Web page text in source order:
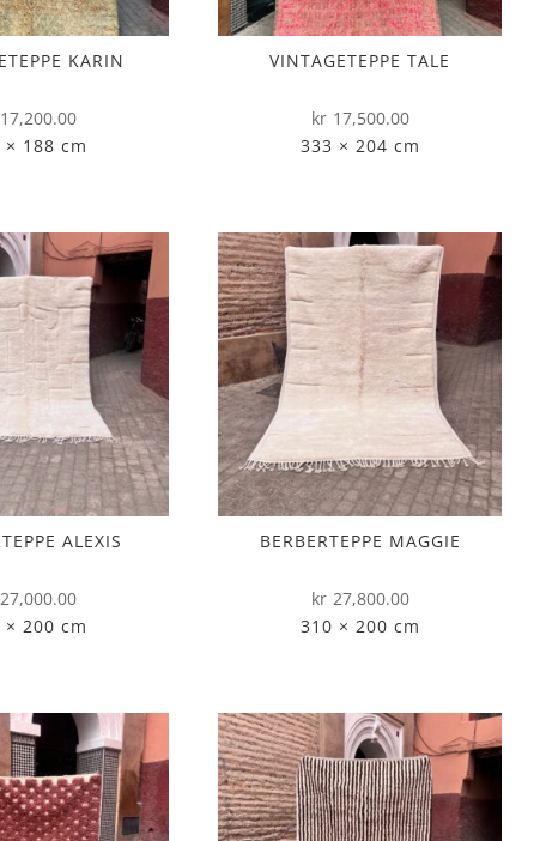
KARIN
17,200.00
× 188 cm
VINTAGETEPPE TALE
kr 17,500.00
333 × 204 cm
ALEXIS
27,000.00
× 200 cm
BERBERTEPPE MAGGIE
kr 27,800.00
310 × 200 cm